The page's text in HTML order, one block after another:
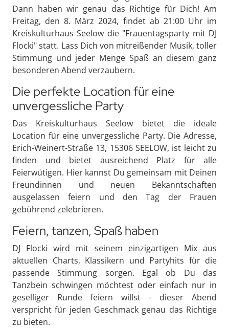
Dann haben wir genau das Richtige für Dich! Am
Freitag, den 8. März 2024, findet ab 21:00 Uhr im
Kreiskulturhaus Seelow die "Frauentagsparty mit DJ
Flocki" statt. Lass Dich von mitreißender Musik, toller
Stimmung und jeder Menge Spaß an diesem ganz
besonderen Abend verzaubern.
Die perfekte Location für eine
unvergessliche Party
Das Kreiskulturhaus Seelow bietet die ideale
Location für eine unvergessliche Party. Die Adresse,
Erich-Weinert-Straße 13, 15306 SEELOW, ist leicht zu
finden und bietet ausreichend Platz für alle
Feierwütigen. Hier kannst Du gemeinsam mit Deinen
Freundinnen und neuen Bekanntschaften
ausgelassen feiern und den Tag der Frauen
gebührend zelebrieren.
Feiern, tanzen, Spaß haben
DJ Flocki wird mit seinem einzigartigen Mix aus
aktuellen Charts, Klassikern und Partyhits für die
passende Stimmung sorgen. Egal ob Du das
Tanzbein schwingen möchtest oder einfach nur in
geselliger Runde feiern willst - dieser Abend
verspricht für jeden Geschmack genau das Richtige
zu bieten.